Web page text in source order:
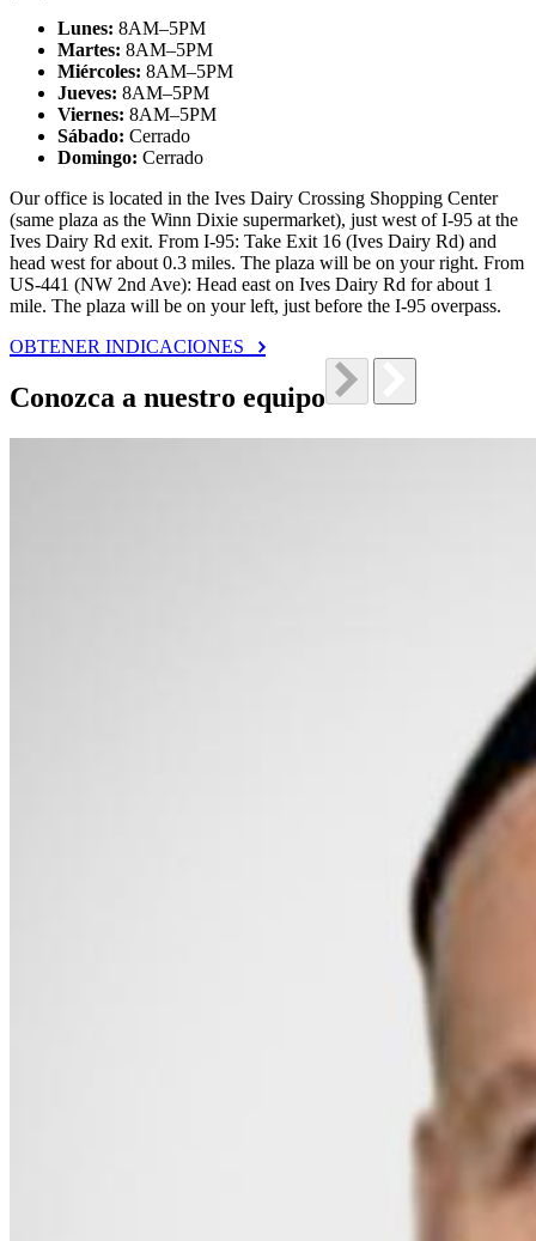
Lunes: 8AM–5PM
Martes: 8AM–5PM
Miércoles: 8AM–5PM
Jueves: 8AM–5PM
Viernes: 8AM–5PM
Sábado: Cerrado
Domingo: Cerrado
Our office is located in the Ives Dairy Crossing Shopping Center
(same plaza as the Winn Dixie supermarket), just west of I-95 at the
Ives Dairy Rd exit. From I-95: Take Exit 16 (Ives Dairy Rd) and
head west for about 0.3 miles. The plaza will be on your right. From
US-441 (NW 2nd Ave): Head east on Ives Dairy Rd for about 1
mile. The plaza will be on your left, just before the I-95 overpass.
OBTENER INDICACIONES
Conozca a nuestro equipo